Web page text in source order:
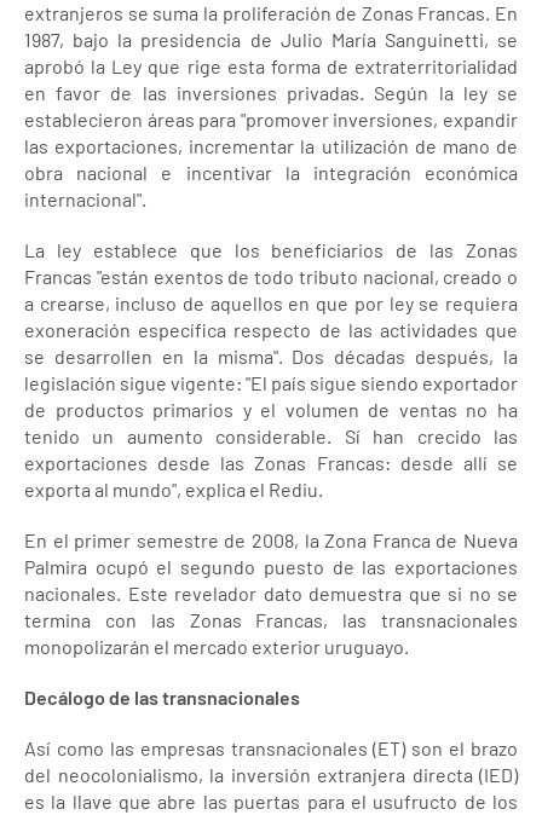
extranjeros se suma la proliferación de Zonas Francas. En
1987, bajo la presidencia de Julio María Sanguinetti, se
aprobó la Ley que rige esta forma de extraterritorialidad
en favor de las inversiones privadas. Según la ley se
establecieron áreas para "promover inversiones, expandir
las exportaciones, incrementar la utilización de mano de
obra nacional e incentivar la integración económica
internacional".
La ley establece que los beneficiarios de las Zonas
Francas "están exentos de todo tributo nacional, creado o
a crearse, incluso de aquellos en que por ley se requiera
exoneración específica respecto de las actividades que
se desarrollen en la misma". Dos décadas después, la
legislación sigue vigente: "El país sigue siendo exportador
de productos primarios y el volumen de ventas no ha
tenido un aumento considerable. Sí han crecido las
exportaciones desde las Zonas Francas: desde allí se
exporta al mundo", explica el Rediu.
En el primer semestre de 2008, la Zona Franca de Nueva
Palmira ocupó el segundo puesto de las exportaciones
nacionales. Este revelador dato demuestra que si no se
termina con las Zonas Francas, las transnacionales
monopolizarán el mercado exterior uruguayo.
Decálogo de las transnacionales
Así como las empresas transnacionales (ET) son el brazo
del neocolonialismo, la inversión extranjera directa (IED)
es la llave que abre las puertas para el usufructo de los